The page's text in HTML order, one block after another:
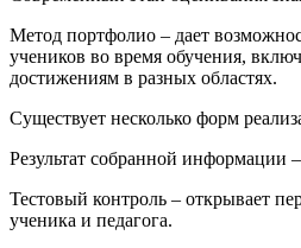
Метод портфолио – дает
учеников во время обучения,
достижениям в разных областях.
Существует несколько форм
Результат собранной информации
Тестовый контроль – открывает
ученика и педагога.